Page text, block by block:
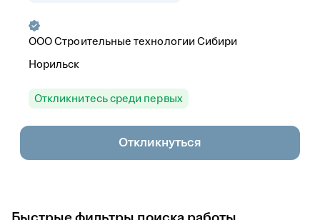
ОООСтроительные технологии Сибири
Норильск
Откликнитесь среди первых
Откликнуться